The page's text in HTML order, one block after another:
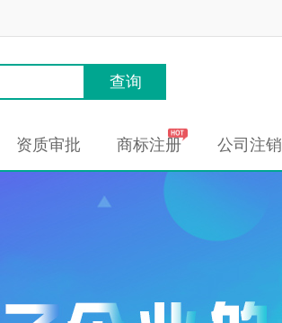
查询
资质审批 商标注册 公司注销